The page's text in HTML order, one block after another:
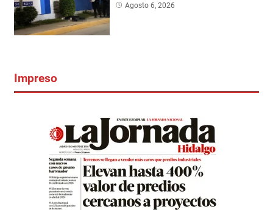
Agosto 6, 2026
Impreso